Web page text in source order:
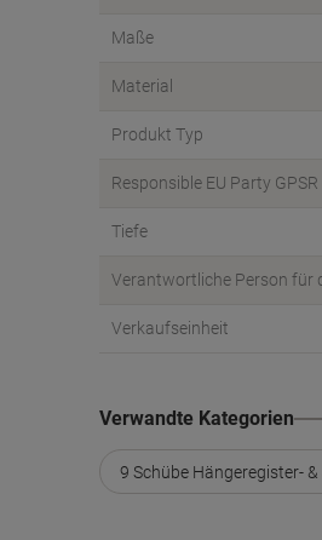
Maße
Material
Produkt Typ
Responsible EU Party GPSR
Tiefe
Verantwortliche Person für
Verkaufseinheit
Verwandte Kategorien
9 Schübe Hängeregister-